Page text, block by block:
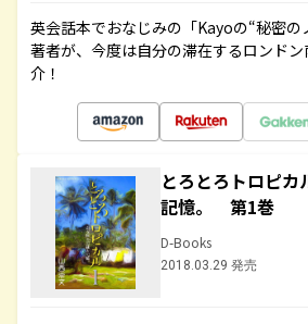
英会話本でおなじみの「Kayoの“秘密の
著者が、今度は自分の滞在するロンド
介！
とろとろトロピ
記憶。 第1巻
D-Books
2018.03.29 発売